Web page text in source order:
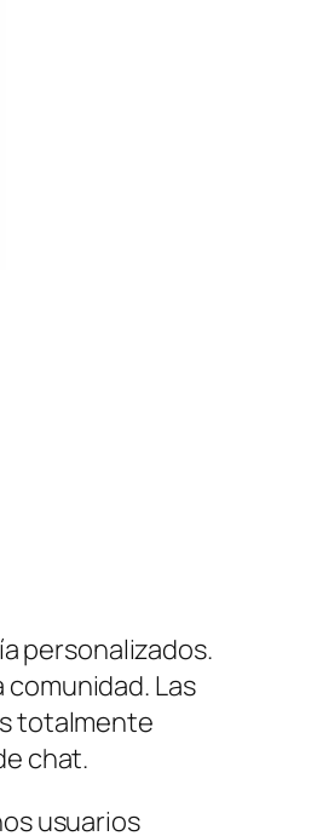
personalizados.
Las
totalmente
chat.
usuarios